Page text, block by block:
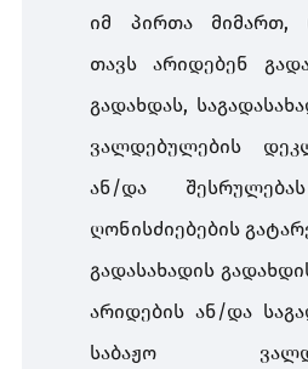
იმ პირთა მიმართ,
თავს არიდებენ
გადახდას,
ვალდებულების
ან/და
ღონისძიებების
გადასახადის
არიდების ან/და
საბაჟო